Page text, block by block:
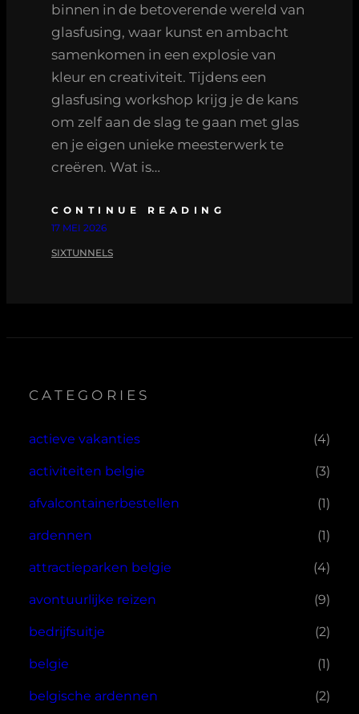
binnen in de betoverende wereld van
glasfusing, waar kunst en ambacht
samenkomen in een explosie van
kleur en creativiteit. Tijdens een
glasfusing workshop krijg je de kans
om zelf aan de slag te gaan met glas
en je eigen unieke meesterwerk te
creëren. Wat is…
CONTINUE READING
17 MEI 2026
SIXTUNNELS
CATEGORIES
actieve vakanties (4)
activiteiten belgie (3)
afvalcontainerbestellen (1)
ardennen (1)
attractieparken belgie (4)
avontuurlijke reizen (9)
bedrijfsuitje (2)
belgie (1)
belgische ardennen (2)